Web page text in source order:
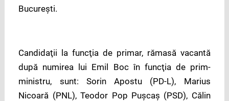
Bucureşti.
Candidaţii la funcţia de primar, rămasă vacantă
după numirea lui Emil Boc în funcţia de prim-
ministru, sunt: Sorin Apostu (PD-L), Marius
Nicoară (PNL), Teodor Pop Puşcaş (PSD), Călin